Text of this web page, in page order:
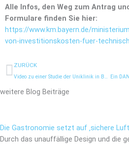
Alle Infos, den Weg zum Antrag
Formulare finden Sie hier:
https://www.km.bayern.de/
von-investitionskosten-fuer-
Prev
ZURÜCK
weitere Blog Beiträge
Die Gastronomie setzt auf ‚sichere
Durch das unauffällige Design und die